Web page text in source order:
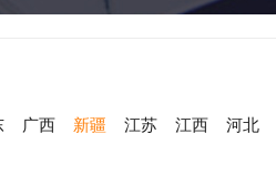
广西 新疆 江苏 江西 河北